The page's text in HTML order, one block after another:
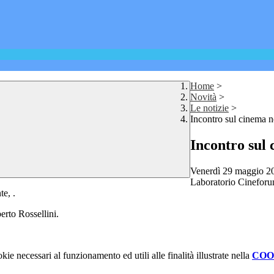
Home >
Novità >
Le notizie >
Incontro sul cinema
Incontro sul
Venerdì 29 maggio
Laboratorio
.
Rossellini.
necessari al funzionamento ed utili alle finalità illustrate nella